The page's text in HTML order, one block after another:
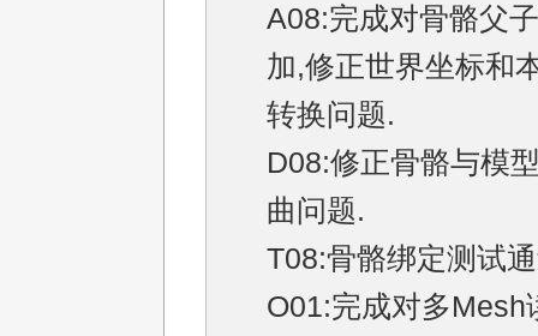
A08:完成对骨骼父
加,修正世界坐标和
转换问题.
D08:修正骨骼与模
曲问题.
T08:骨骼绑定测试
O01:完成对多Mesh